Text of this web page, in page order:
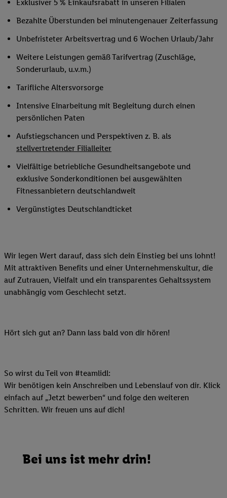
Exklusiver 5 % Einkaufsrabatt in unseren Filialen
Bezahlte Überstunden bei minutengenauer Zeiterfassung
Unbefristeter Arbeitsvertrag und 6 Wochen Urlaub/Jahr
Weitere Leistungen gemäß Tarifvertrag (Zuschläge,
Sonderurlaub, u.v.m.)
Tarifliche Altersvorsorge
Intensive Einarbeitung mit Begleitung durch einen
persönlichen Paten
Aufstiegschancen und Perspektiven z. B. als
stellvertretender Filialleiter
Vielfältige betriebliche Gesundheitsangebote und
exklusive Sonderkonditionen bei ausgewählten
Fitnessanbietern deutschlandweit
Vergünstigtes Deutschlandticket
Wir legen Wert darauf, dass sich dein Einstieg bei uns lohnt!
Mit attraktiven Benefits und einer Unternehmenskultur, die
auf Zutrauen, Vielfalt und ein transparentes Gehaltssystem
unabhängig vom Geschlecht setzt.
Hört sich gut an? Dann lass bald von dir hören!
So wirst du Teil von #teamlidl:
Wir benötigen kein Anschreiben und Lebenslauf von dir. Klick
einfach auf „Jetzt bewerben“ und folge den weiteren
Schritten. Wir freuen uns auf dich!
Bei uns ist mehr drin!